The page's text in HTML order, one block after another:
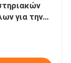
για την
Riton